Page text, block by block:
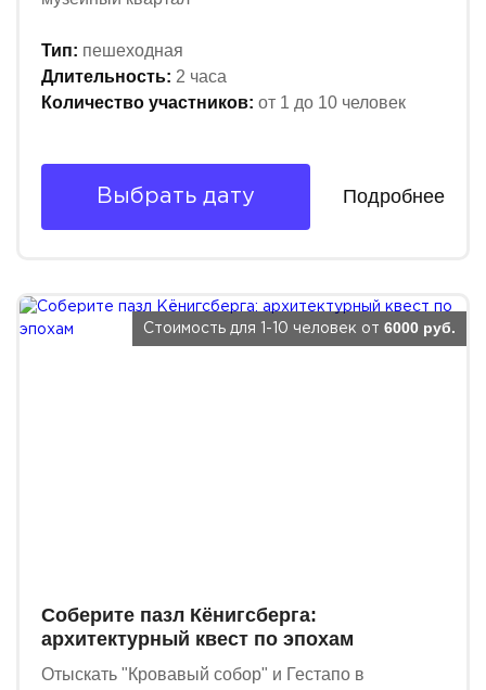
Тип: пешеходная
Длительность: 2 часа
Количество участников: от 1 до 10 человек
Выбрать дату Подробнее
Соберите пазл Кёнигсберга:
архитектурный квест по эпохам
Отыскать "Кровавый собор" и Гестапо в
Стоимость для 1-10 человек от 6000 руб.